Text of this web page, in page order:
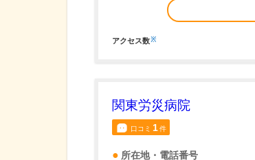
アクセス数※
関東労災病院
口コミ 1件
所在地・電話番号